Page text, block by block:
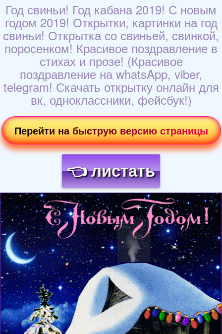
Год свиньи! Год кабана 2019! С новым
годом 2019! Открытки, картинки на год
свиньи! Открытка со свиньей, свинкой,
поросенком! Красивое поздравление в
стихах и прозе! (Красивое
поздравление на whatsApp, viber,
telegram! Скачать открытку онлайн для
вк, одноклассники, фейсбук!)
Перейти на быструю версию страницы
👈 листать
Загрузка картинки...